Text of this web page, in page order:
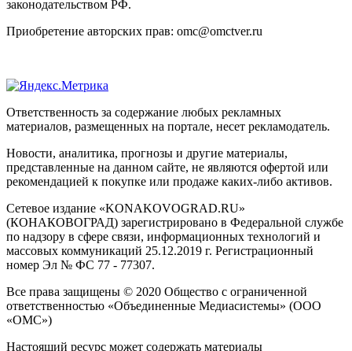
законодательством РФ.
Приобретение авторских прав: omc@omctver.ru
Ответственность за содержание любых рекламных
материалов, размещенных на портале, несет рекламодатель.
Новости, аналитика, прогнозы и другие материалы,
представленные на данном сайте, не являются офертой или
рекомендацией к покупке или продаже каких-либо активов.
Сетевое издание «KONAKOVOGRAD.RU»
(КОНАКОВОГРАД) зарегистрировано в Федеральной службе
по надзору в сфере связи, информационных технологий и
массовых коммуникаций 25.12.2019 г. Регистрационный
номер Эл № ФС 77 - 77307.
Все права защищены © 2020 Общество с ограниченной
ответственностью «Объединенные Медиасистемы» (ООО
«ОМС»)
Настоящий ресурс может содержать материалы